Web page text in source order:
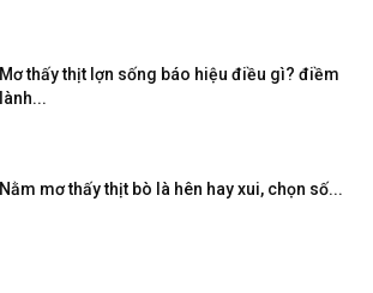
Mơ thấy thịt lợn sống báo hiệu điều gì? điềm
lành...
Nằm mơ thấy thịt bò là hên hay xui, chọn số...